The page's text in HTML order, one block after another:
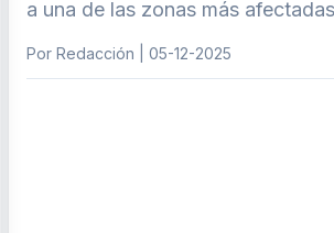
a una de las zonas más
Por Redacción | 05-12-2025